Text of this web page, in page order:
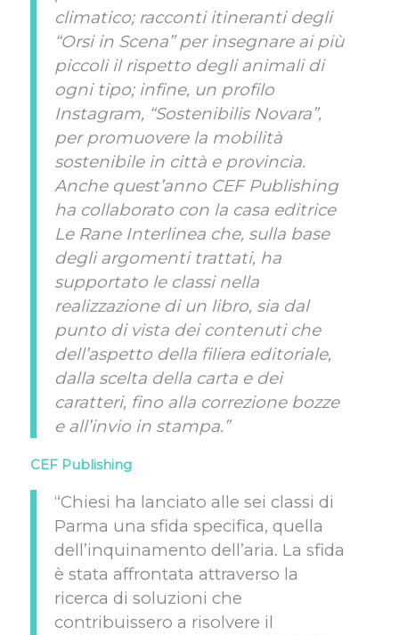
climatico; racconti itineranti degli
“Orsi in Scena” per insegnare ai più
piccoli il rispetto degli animali di
ogni tipo; infine, un profilo
Instagram, “Sostenibilis Novara”,
per promuovere la mobilità
sostenibile in città e provincia.
Anche quest’anno CEF Publishing
ha collaborato con la casa editrice
Le Rane Interlinea che, sulla base
degli argomenti trattati, ha
supportato le classi nella
realizzazione di un libro, sia dal
punto di vista dei contenuti che
dell’aspetto della filiera editoriale,
dalla scelta della carta e dei
caratteri, fino alla correzione bozze
e all’invio in stampa.”
CEF Publishing
“Chiesi ha lanciato alle sei classi di
Parma una sfida specifica, quella
dell’inquinamento dell’aria. La sfida
è stata affrontata attraverso la
ricerca di soluzioni che
contribuissero a risolvere il